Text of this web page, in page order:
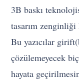
3B baskı
tasarım zenginliği
Bu yazıcılar
çözülemeyecek
hayata